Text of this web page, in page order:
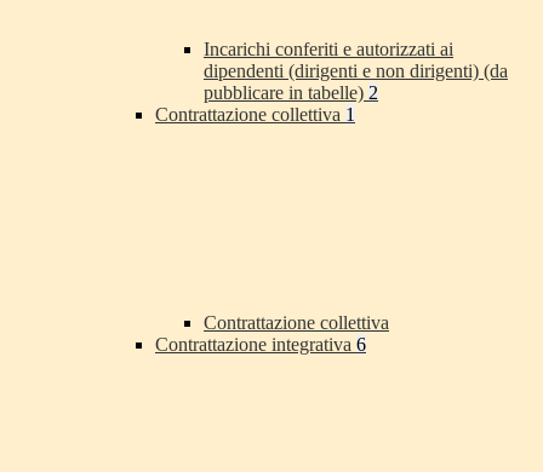
Incarichi conferiti e autorizzati ai
dipendenti (dirigenti e non dirigenti) (da
pubblicare in tabelle) 2
Contrattazione collettiva 1
Contrattazione collettiva
Contrattazione integrativa 6